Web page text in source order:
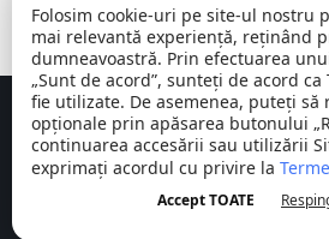
08:00 -
14:00
Comuna
Stejaru |
județul
Concept realizat deBig Media Relații
Folosim cookie-uri pe site-ul nostru
mai relevantă experiență, reținând
dumneavoastră. Prin efectuarea
„Sunt de acord”, sunteți de acord ca
fie utilizate. De asemenea, puteți să
opționale prin apăsarea butonului
continuarea accesării sau utilizării
exprimați acordul cu privire la
Accept TOATE